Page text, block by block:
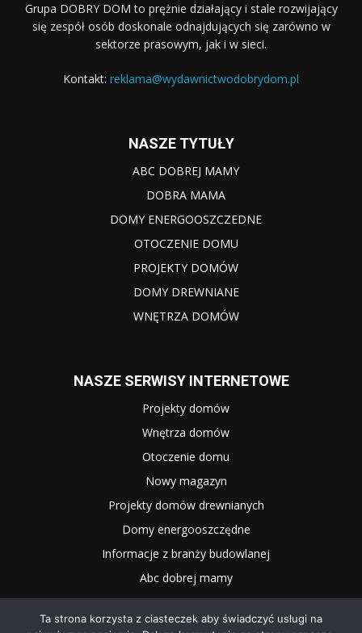
Grupa DOBRY DOM to prężnie działający i stale rozwijający
się zespół osób doskonale odnajdujących się zarówno w
sektorze prasowym, jak i w sieci.
Kontakt: reklama@wydawnictwodobrydom.pl
NASZE TYTUŁY
ABC DOBREJ MAMY
DOBRA MAMA
DOMY ENERGOOSZCZEDNE
OTOCZENIE DOMU
PROJEKTY DOMÓW
DOMY DREWNIANE
WNĘTRZA DOMÓW
NASZE SERWISY INTERNETOWE
Projekty domów
Wnętrza domów
Otoczenie domu
Nowy magazyn
Projekty domów drewnianych
Domy energooszczędne
Informacje z branży budowlanej
Abc dobrej mamy
Ta strona korzysta z ciasteczek aby świadczyć usługi na